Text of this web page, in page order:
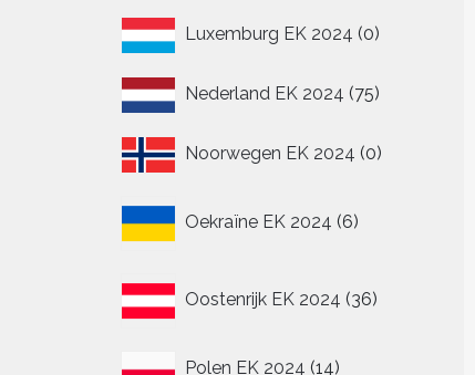
Luxemburg EK 2024 00
Nederland EK 2024 7575
Noorwegen EK 2024 00
Oekraïne EK 2024 6
producten
Oostenrijk EK 2024 36
producten
Polen EK 2024 1414